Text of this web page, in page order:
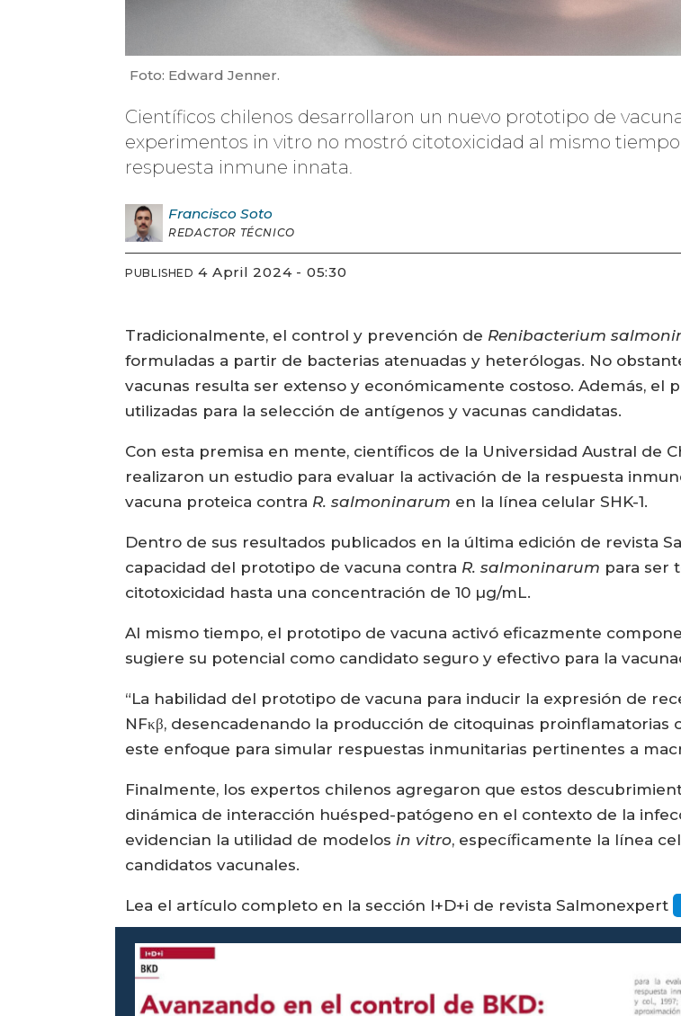
Foto: Edward Jenner.
Científicos chilenos desarrollaron un nuevo prototipo de
experimentos in vitro no mostró citotoxicidad al mismo
respuesta inmune innata.
Francisco Soto
REDACTOR TÉCNICO
PUBLISHED 4 April 2024 - 05:30
Tradicionalmente, el control y prevención de Renibacterium
formuladas a partir de bacterias atenuadas y heterólogas. No
vacunas resulta ser extenso y económicamente costoso. Además,
utilizadas para la selección de antígenos y vacunas candidatas.
Con esta premisa en mente, científicos de la Universidad Austral de
realizaron un estudio para evaluar la activación de la respuesta
vacuna proteica contra R. salmoninarum en la línea celular SHK-1.
Dentro de sus resultados publicados en la última edición de revista
capacidad del prototipo de vacuna contra R. salmoninarum para ser
citotoxicidad hasta una concentración de 10 µg/mL.
Al mismo tiempo, el prototipo de vacuna activó eficazmente
sugiere su potencial como candidato seguro y efectivo para la
“La habilidad del prototipo de vacuna para inducir la expresión de
NFκβ, desencadenando la producción de citoquinas proinflamatorias
este enfoque para simular respuestas inmunitarias pertinentes a
Finalmente, los expertos chilenos agregaron que estos
dinámica de interacción huésped-patógeno en el contexto de la
evidencian la utilidad de modelosin vitro, específicamente la línea
candidatos vacunales.
Lea el artículo completo en la sección I+D+i de revista Salmonexpert